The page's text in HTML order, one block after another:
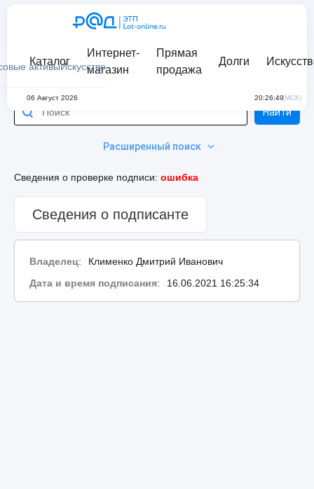
активыИскусство
Каталог
Интернет-
магазин
Прямая
продажа
Долги
06 Август 2026 20:26:49(МСК)
Расширенный поиск
Найти
Сведения о проверке подписи: ошибка
Сведения о подписанте
Владелец:
Клименко Дмитрий Иванович
Дата и время подписания: 16.06.2021 16:25:34